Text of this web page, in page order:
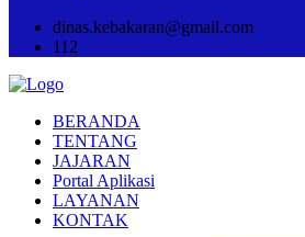
dinas.kebakaran@gmail.com
112
BERANDA
TENTANG
JAJARAN
Portal Aplikasi
LAYANAN
KONTAK